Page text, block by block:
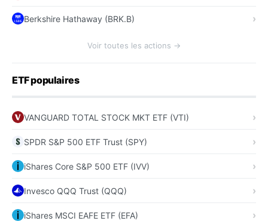
Berkshire Hathaway (BRK.B)
Voir toutes les actions →
ETF populaires
VANGUARD TOTAL STOCK MKT ETF (VTI)
SPDR S&P 500 ETF Trust (SPY)
iShares Core S&P 500 ETF (IVV)
Invesco QQQ Trust (QQQ)
iShares MSCI EAFE ETF (EFA)